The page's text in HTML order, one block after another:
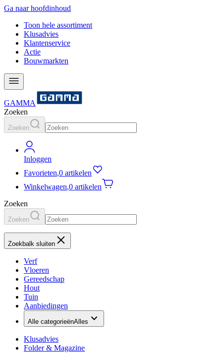
Ga naar hoofdinhoud
Toon hele assortiment
Klusadvies
Klantenservice
Actie
Bouwmarkten
GAMMA
Zoeken
Zoeken
Inloggen
Favorieten,0 artikelen
Winkelwagen,0 artikelen
Zoeken
Zoeken
Zoekbalk sluiten
Verf
Vloeren
Gereedschap
Hout
Tuin
Aanbiedingen
Alle categorieënAlles
Klusadvies
Folder & Magazine